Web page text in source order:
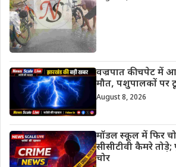
वज्रपात की चपेट में
मौत, पशुपालकों पर
August 8, 2026
मॉडल स्कूल में फिर
सीसीटीवी कैमरे
चोर